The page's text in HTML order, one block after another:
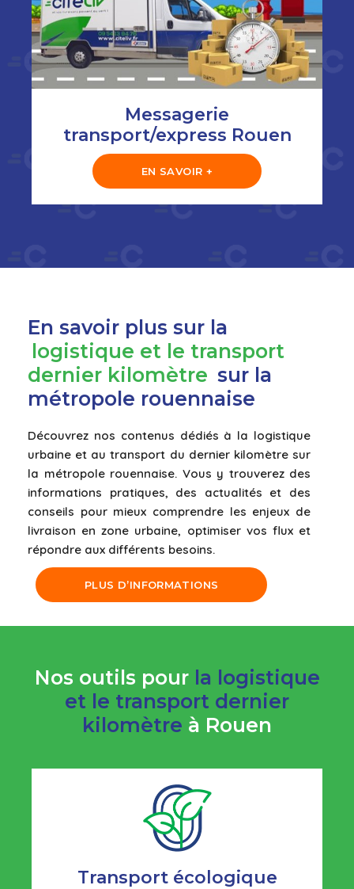
Messagerie
transport/express Rouen
EN SAVOIR +
En savoir plus sur la
logistique et le transport
dernier kilomètre sur la
métropole rouennaise
Découvrez nos contenus dédiés à la logistique
urbaine et au transport du dernier kilomètre sur
la métropole rouennaise. Vous y trouverez des
informations pratiques, des actualités et des
conseils pour mieux comprendre les enjeux de
livraison en zone urbaine, optimiser vos flux et
répondre aux différents besoins.
PLUS D’INFORMATIONS
Nos outils pour la logistique
et le transport dernier
kilomètre à Rouen
Transport écologique